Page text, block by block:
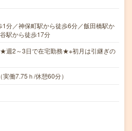
1分／神保町駅から徒歩6分／飯田橋駅か
駅から徒歩17分
週2～3日で在宅勤務★※初月は引継ぎの
働7.75ｈ/休憩60分）